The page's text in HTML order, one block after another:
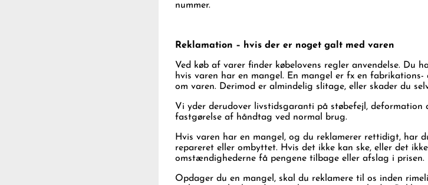
nummer.
Reklamation – hvis der er noget galt med varen
Ved køb af varer finder købelovens regler anvendelse. Du
hvis varen har en mangel. En mangel er fx en
om varen. Derimod er almindelig slitage, eller skader du
Vi yder derudover livstidsgaranti på støbefejl, deformation
fastgørelse af håndtag ved normal brug.
Hvis varen har en mangel, og du reklamerer rettidigt, har
repareret eller ombyttet. Hvis det ikke kan ske, eller det
omstændighederne få pengene tilbage eller afslag i prisen.
Opdager du en mangel, skal du reklamere til os inden